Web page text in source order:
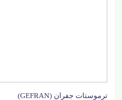
ترموستات جفران (GEFRAN)